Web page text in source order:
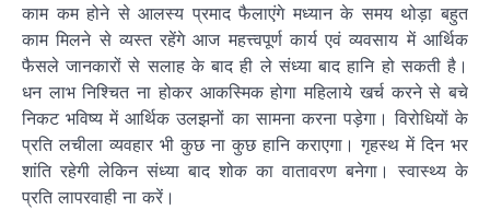
काम कम होने से आलस्य प्रमाद फैलाएंगे मध्यान के समय थोड़ा बहुत
काम मिलने से व्यस्त रहेंगे आज महत्त्वपूर्ण कार्य एवं व्यवसाय में आर्थिक
फैसले जानकारों से सलाह के बाद ही ले संध्या बाद हानि हो सकती है।
धन लाभ निश्चित ना होकर आकस्मिक होगा महिलाये खर्च करने से बचे
निकट भविष्य में आर्थिक उलझनों का सामना करना पड़ेगा। विरोधियों के
प्रति लचीला व्यवहार भी कुछ ना कुछ हानि कराएगा। गृहस्थ में दिन भर
शांति रहेगी लेकिन संध्या बाद शोक का वातावरण बनेगा। स्वास्थ्य के
प्रति लापरवाही ना करें।